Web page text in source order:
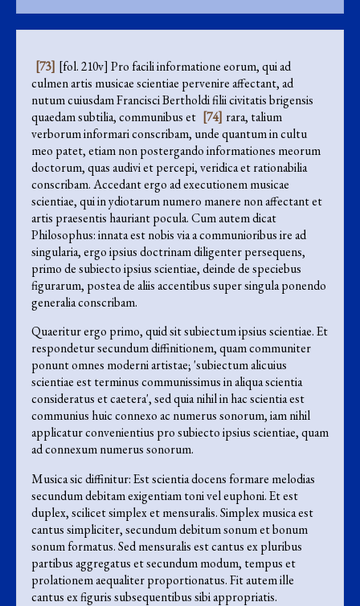
[73] [fol. 210v] Pro facili informatione eorum, qui ad
culmen artis musicae scientiae pervenire affectant, ad
nutum cuiusdam Francisci Bertholdi filii civitatis brigensis
quaedam subtilia, communibus et [74] rara, talium
verborum informari conscribam, unde quantum in cultu
meo patet, etiam non postergando informationes meorum
doctorum, quas audivi et percepi, veridica et rationabilia
conscribam. Accedant ergo ad executionem musicae
scientiae, qui in ydiotarum numero manere non affectant et
artis praesentis hauriant pocula. Cum autem dicat
Philosophus: innata est nobis via a communioribus ire ad
singularia, ergo ipsius doctrinam diligenter persequens,
primo de subiecto ipsius scientiae, deinde de speciebus
figurarum, postea de aliis accentibus super singula ponendo
generalia conscribam.
Quaeritur ergo primo, quid sit subiectum ipsius scientiae. Et
respondetur secundum diffinitionem, quam communiter
ponunt omnes moderni artistae; 'subiectum alicuius
scientiae est terminus communissimus in aliqua scientia
consideratus et caetera', sed quia nihil in hac scientia est
communius huic connexo ac numerus sonorum, iam nihil
applicatur convenientius pro subiecto ipsius scientiae, quam
ad connexum numerus sonorum.
Musica sic diffinitur: Est scientia docens formare melodias
secundum debitam exigentiam toni vel euphoni. Et est
duplex, scilicet simplex et mensuralis. Simplex musica est
cantus simpliciter, secundum debitum sonum et bonum
sonum formatus. Sed mensuralis est cantus ex pluribus
partibus aggregatus et secundum modum, tempus et
prolationem aequaliter proportionatus. Fit autem ille
cantus ex figuris subsequentibus sibi appropriatis.